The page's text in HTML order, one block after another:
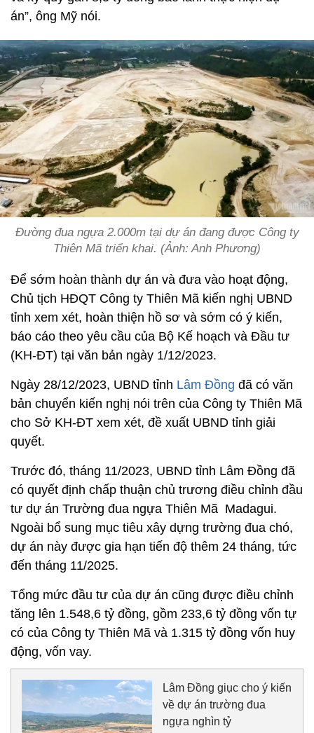
án”, ông Mỹ nói.
Đường đua ngựa 2.000m tại dự án đang được Công ty
Thiên Mã triển khai. (Ảnh: Anh Phương)
Để sớm hoàn thành dự án và đưa vào hoạt động,
Chủ tịch HĐQT Công ty Thiên Mã kiến nghị UBND
tỉnh xem xét, hoàn thiện hồ sơ và sớm có ý kiến,
báo cáo theo yêu cầu của Bộ Kế hoạch và Đầu tư
(KH-ĐT) tại văn bản ngày 1/12/2023.
Ngày 28/12/2023, UBND tỉnh Lâm Đồng đã có văn
bản chuyển kiến nghị nói trên của Công ty Thiên Mã
cho Sở KH-ĐT xem xét, đề xuất UBND tỉnh giải
quyết.
Trước đó, tháng 11/2023, UBND tỉnh Lâm Đồng đã
có quyết định chấp thuận chủ trương điều chỉnh đầu
tư dự án Trường đua ngựa Thiên Mã Madagui.
Ngoài bổ sung mục tiêu xây dựng trường đua chó,
dự án này được gia hạn tiến độ thêm 24 tháng, tức
đến tháng 11/2025.
Tổng mức đầu tư của dự án cũng được điều chỉnh
tăng lên 1.548,6 tỷ đồng, gồm 233,6 tỷ đồng vốn tự
có của Công ty Thiên Mã và 1.315 tỷ đồng vốn huy
động, vốn vay.
Lâm Đồng giục cho ý kiến
về dự án trường đua
ngựa nghìn tỷ